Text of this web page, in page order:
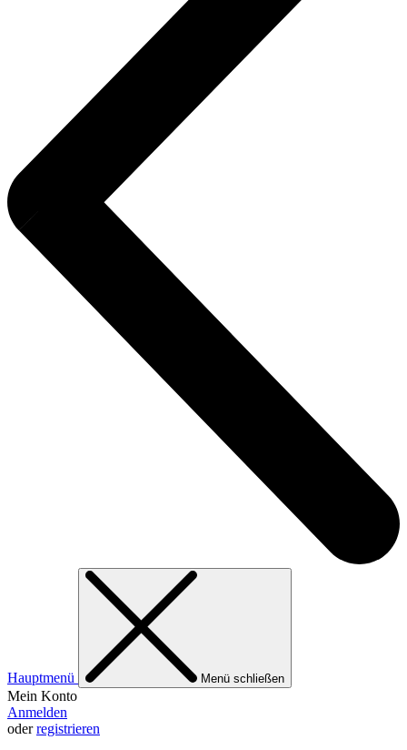
Hauptmenü Menü schließen
Mein Konto
Anmelden
oderregistrieren